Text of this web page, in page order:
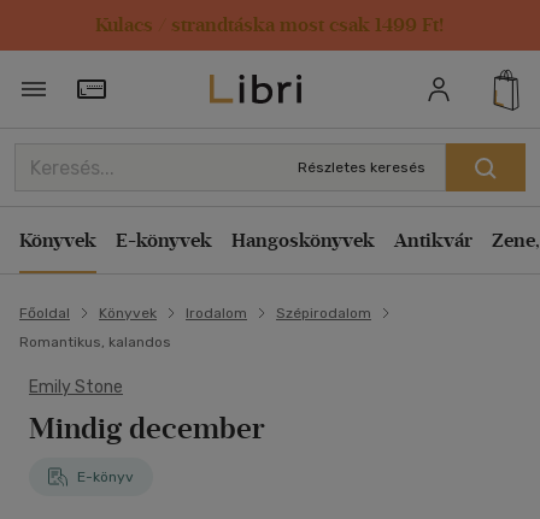
Kulacs / strandtáska most csak 1499 Ft!
Törzsvásárlói Kártya adatai
Részletes keresés
Könyvek E-könyvek Hangoskönyvek Antikvár
Főoldal Könyvek Irodalom
Szépirodalom
Romantikus, kalandos
Emily Stone
Mindig december
E-könyv